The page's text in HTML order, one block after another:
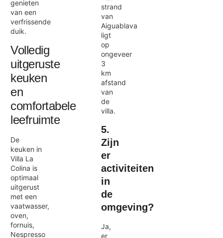
genieten
van een
verfrissende
duik.
Volledig
uitgeruste
keuken
en
comfortabele
leefruimte
De
keuken in
Villa La
Colina is
optimaal
uitgerust
met een
vaatwasser,
oven,
fornuis,
Nespresso
strand
van
Aiguablava
ligt
op
ongeveer
3
km
afstand
van
de
villa.
5.
Zijn
er
activiteiten
in
de
omgeving?
Ja,
er